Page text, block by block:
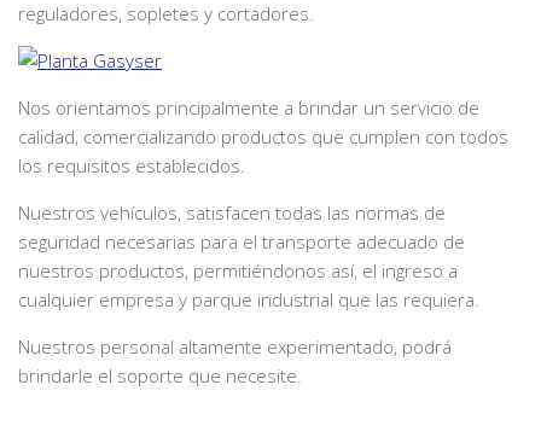
reguladores, sopletes y cortadores.
Nos orientamos principalmente a brindar un servicio de
calidad, comercializando productos que cumplen con todos
los requisitos establecidos.
Nuestros vehículos, satisfacen todas las normas de
seguridad necesarias para el transporte adecuado de
nuestros productos, permitiéndonos así, el ingreso a
cualquier empresa y parque industrial que las requiera.
Nuestros personal altamente experimentado, podrá
brindarle el soporte que necesite.